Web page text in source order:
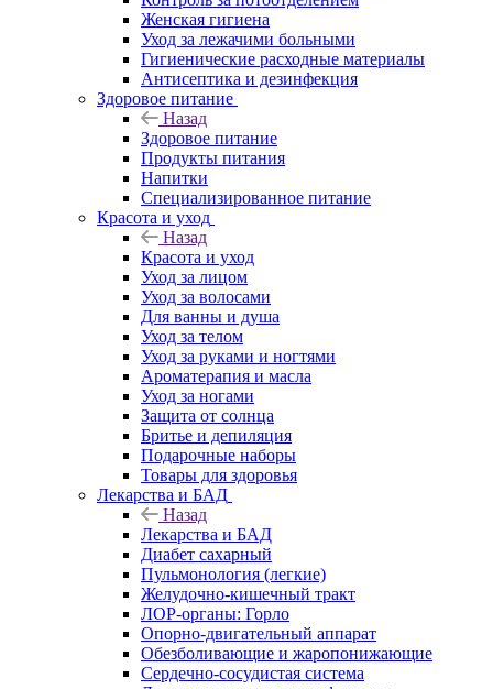
Женская гигиена
Уход за лежачими больными
Гигиенические расходные материалы
Антисептика и дезинфекция
Здоровое питание
Назад
Здоровое питание
Продукты питания
Напитки
Специализированное питание
Красота и уход
Назад
Красота и уход
Уход за лицом
Уход за волосами
Для ванны и душа
Уход за телом
Уход за руками и ногтями
Ароматерапия и масла
Уход за ногами
Защита от солнца
Бритье и депиляция
Подарочные наборы
Товары для здоровья
Лекарства и БАД
Назад
Лекарства и БАД
Диабет сахарный
Пульмонология (легкие)
Желудочно-кишечный тракт
ЛОР-органы: Горло
Опорно-двигательный аппарат
Обезболивающие и жаропонижающие
Сердечно-сосудистая система